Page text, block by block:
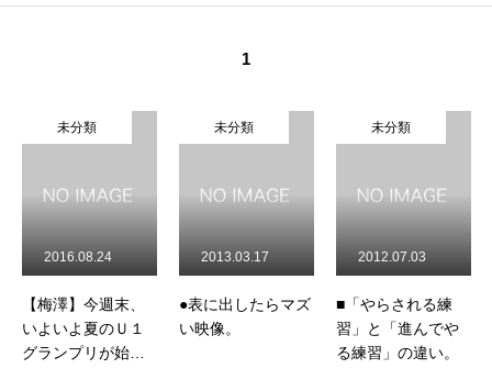
1
未分類
【梅澤】今週末、
いよいよ夏のＵ１
グランプリが始ま
2016.08.24
未分類
●表に出したらマズ
い映像。
2013.03.17
未分類
■「やらされる練
習」と「進んでや
る練習」の違い。
2012.07.03